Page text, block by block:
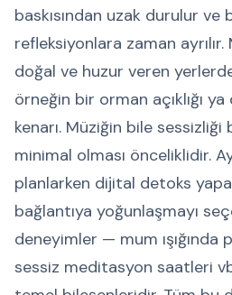
baskısından uzak durulur ve
refleksiyonlara zaman
doğal ve huzur veren
örneğin bir orman açıklığı
kenarı. Müziğin bile
minimal olması önceliklidir.
planlarken dijital detoks
bağlantıya yoğunlaşmayı
deneyimler — mum ışığında
sessiz meditasyon saatleri